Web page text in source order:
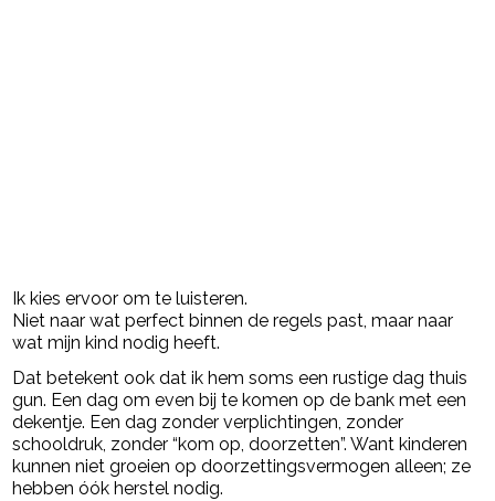
Ik kies ervoor om te luisteren.
Niet naar wat perfect binnen de regels past, maar naar
wat mijn kind nodig heeft.
Dat betekent ook dat ik hem soms een rustige dag thuis
gun. Een dag om even bij te komen op de bank met een
dekentje. Een dag zonder verplichtingen, zonder
schooldruk, zonder “kom op, doorzetten”. Want kinderen
kunnen niet groeien op doorzettingsvermogen alleen; ze
hebben óók herstel nodig.